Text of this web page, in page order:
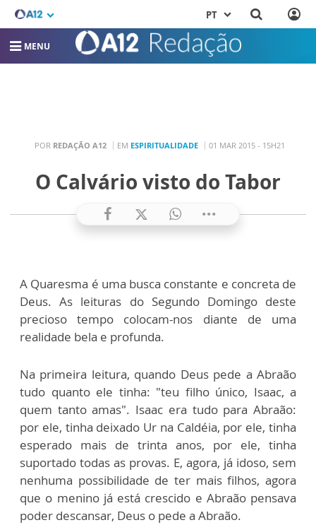
PT
MENU
POR REDAÇÃO A12 EM ESPIRITUALIDADE 01 MAR 2015 - 15H21
O Calvário visto do Tabor
A Quaresma é uma busca constante e concreta de
Deus. As leituras do Segundo Domingo deste
precioso tempo colocam-nos diante de uma
realidade bela e profunda.
Na primeira leitura, quando Deus pede a Abraão
tudo quanto ele tinha: "teu filho único, Isaac, a
quem tanto amas". Isaac era tudo para Abraão:
por ele, tinha deixado Ur na Caldéia, por ele, tinha
esperado mais de trinta anos, por ele, tinha
suportado todas as provas. E, agora, já idoso, sem
nenhuma possibilidade de ter mais filhos, agora
que o menino já está crescido e Abraão pensava
poder descansar, Deus o pede a Abraão.